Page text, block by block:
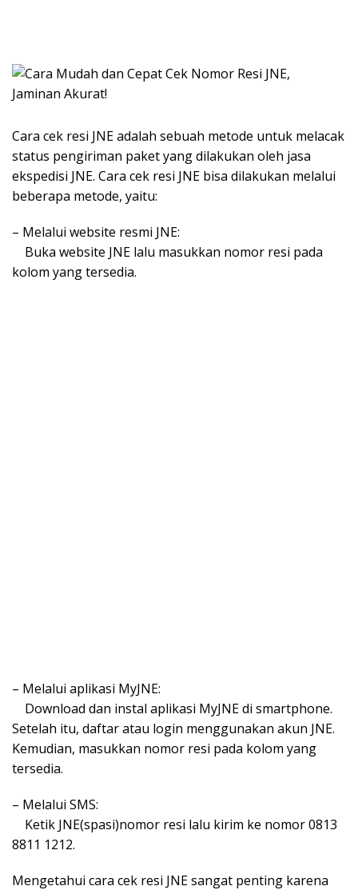
Cara cek resi JNE adalah sebuah metode untuk melacak
status pengiriman paket yang dilakukan oleh jasa
ekspedisi JNE. Cara cek resi JNE bisa dilakukan melalui
beberapa metode, yaitu:
– Melalui website resmi JNE:
Buka website JNE lalu masukkan nomor resi pada
kolom yang tersedia.
– Melalui aplikasi MyJNE:
Download dan instal aplikasi MyJNE di smartphone.
Setelah itu, daftar atau login menggunakan akun JNE.
Kemudian, masukkan nomor resi pada kolom yang
tersedia.
– Melalui SMS:
Ketik JNE(spasi)nomor resi lalu kirim ke nomor 0813
8811 1212.
Mengetahui cara cek resi JNE sangat penting karena